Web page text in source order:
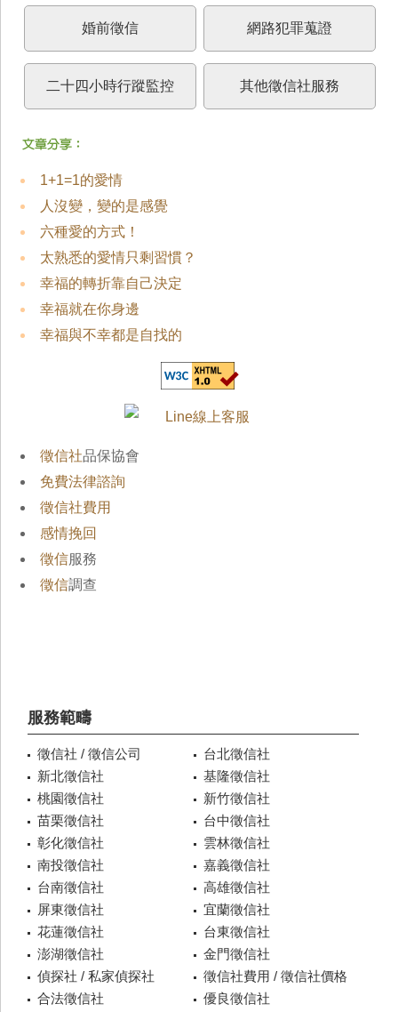
婚前徵信 網路犯罪蒐證
二十四小時行蹤監控 其他徵信社服務
1+1=1的愛情
人沒變，變的是感覺
六種愛的方式！
太熟悉的愛情只剩習慣？
幸福的轉折靠自己決定
幸福就在你身邊
幸福與不幸都是自找的
徵信社品保協會
免費法律諮詢
徵信社費用
感情挽回
徵信服務
徵信調查
服務範疇
徵信社 / 徵信公司
台北徵信社
新北徵信社
基隆徵信社
桃園徵信社
新竹徵信社
苗栗徵信社
台中徵信社
彰化徵信社
雲林徵信社
南投徵信社
嘉義徵信社
台南徵信社
高雄徵信社
屏東徵信社
宜蘭徵信社
花蓮徵信社
台東徵信社
澎湖徵信社
金門徵信社
偵探社 / 私家偵探社
徵信社費用 / 徵信社價格
合法徵信社
優良徵信社